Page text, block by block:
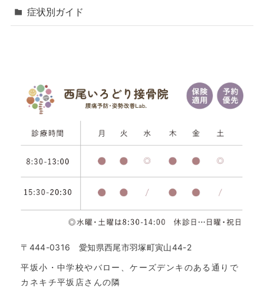
症状別ガイド
〒444-0316 愛知県西尾市羽塚町寅山44-2
平坂小・中学校やバロー、ケーズデンキのある通りで
カネキチ平坂店さんの隣